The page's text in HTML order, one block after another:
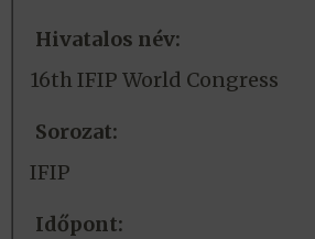
Hivatalos név:
16th IFIP World Congress
Sorozat:
IFIP
Időpont: